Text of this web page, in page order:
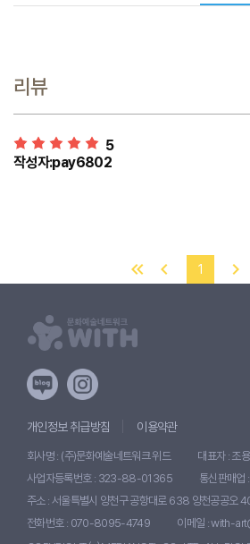
리뷰
5
작성자:pay6802
1
개인정보 취급방침 이용약관
회사명 : (주)문화예술네트워크 위드
대표자 : 조
사업자등록번호 : 323-88-01365
통신판매
주소 : 서울특별시 양천구 공항대로 638 양천공공오
전화번호 : 070-8095-4749
이메일 : with-